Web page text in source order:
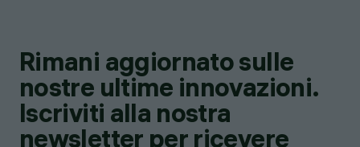
Rimani aggiornato sulle
nostre ultime innovazioni.
Iscriviti alla nostra
newsletter per ricevere